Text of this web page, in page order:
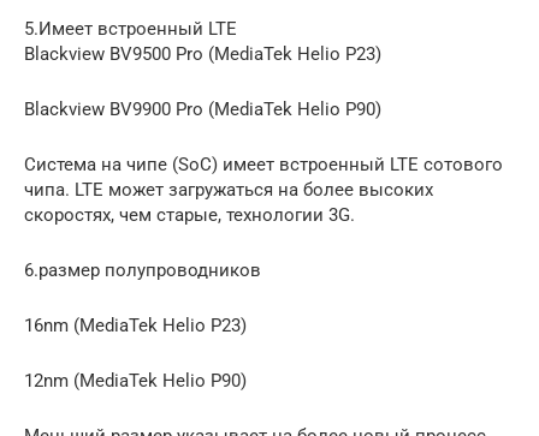
5.Имеет встроенный LTE
Blackview BV9500 Pro (MediaTek Helio P23)
Blackview BV9900 Pro (MediaTek Helio P90)
Система на чипе (SoC) имеет встроенный LTE сотового
чипа. LTE может загружаться на более высоких
скоростях, чем старые, технологии 3G.
6.размер полупроводников
16nm (MediaTek Helio P23)
12nm (MediaTek Helio P90)